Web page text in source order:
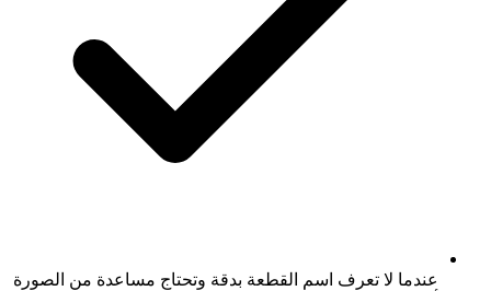
عندما لا تعرف اسم القطعة بدقة وتحتاج مساعدة من الصورة